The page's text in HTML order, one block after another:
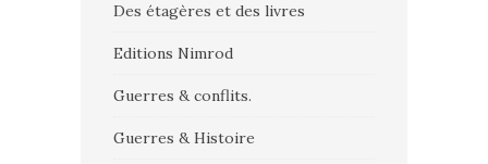
Des étagères et des livres
Editions Nimrod
Guerres & conflits.
Guerres & Histoire